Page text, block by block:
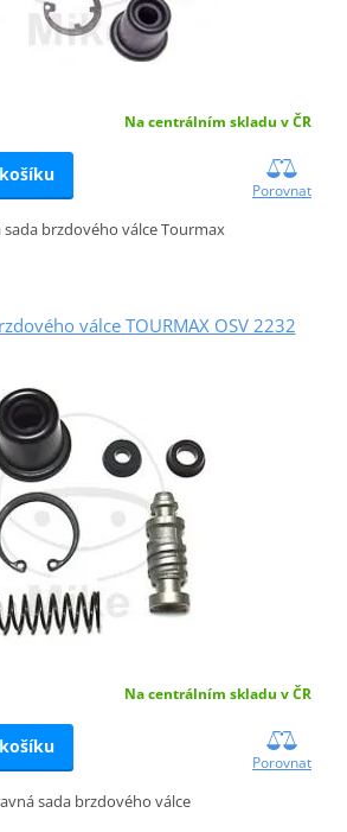
Na centrálním skladu v ČR
Porovnat
brzdového válce Tourmax
válce TOURMAX OSV 2232
Na centrálním skladu v ČR
Porovnat
sada brzdového válce